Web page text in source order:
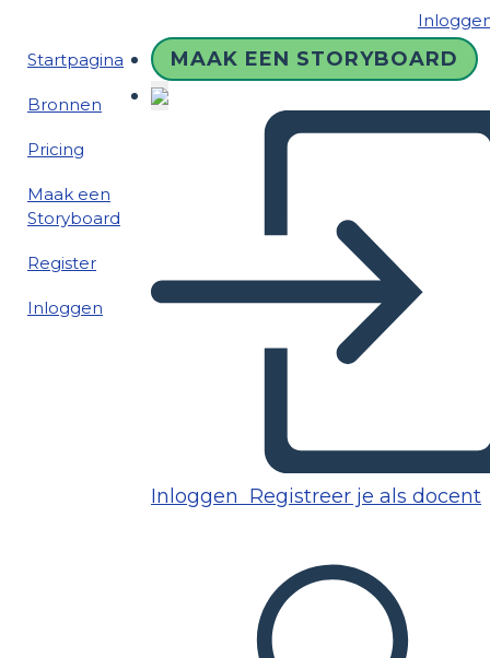
Startpagina
Bronnen
Pricing
Maak een
Storyboard
Register
Inloggen
MAAK EEN STORYBOARD
Inloggen Registreer je als docent